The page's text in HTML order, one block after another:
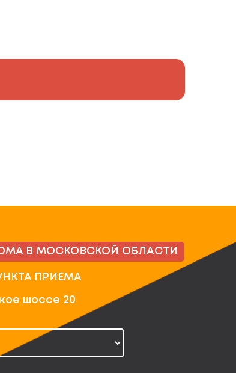
В МОСКОВСКОЙ ОБЛАСТИ
ПРИЕМА
шоссе 20